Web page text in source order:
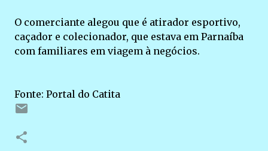
O comerciante alegou que é atirador esportivo,
caçador e colecionador, que estava em Parnaíba
com familiares em viagem à negócios.
Fonte: Portal do Catita